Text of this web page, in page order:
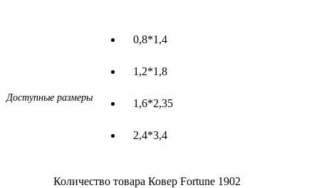
Доступные размеры
0,8*1,4
1,2*1,8
1,6*2,35
2,4*3,4
Количество товара Ковер Fortune 1902